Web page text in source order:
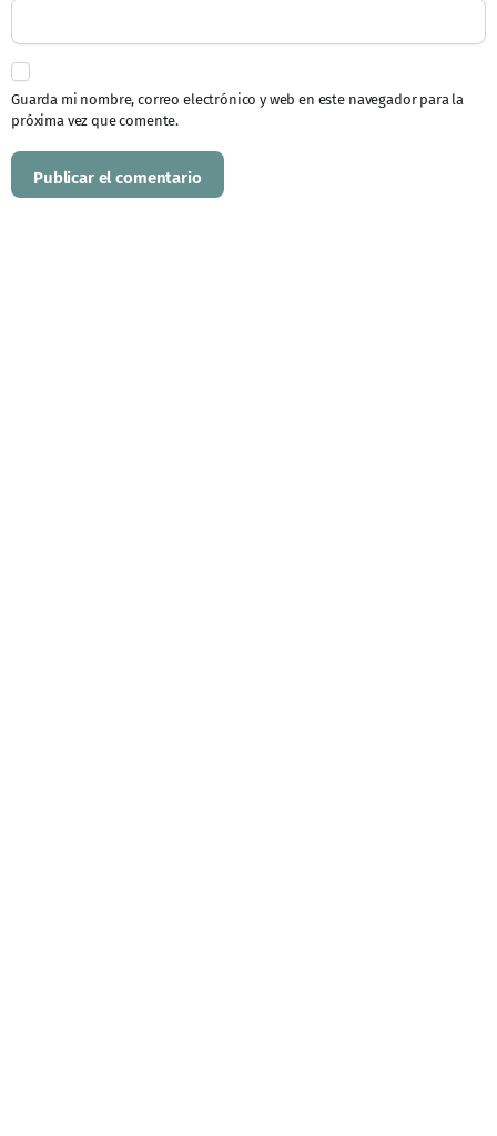
Guarda mi nombre, correo electrónico y web en este navegador para la
próxima vez que comente.